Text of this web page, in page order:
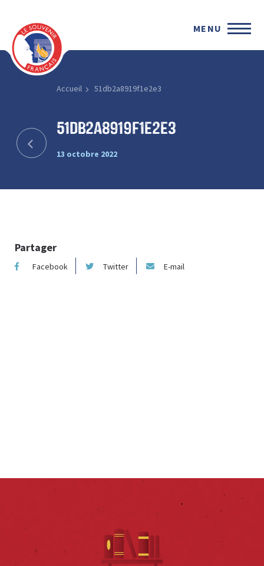
MENU
Accueil 51db2a8919f1e2e3
51db2a8919f1e2e3
13 octobre 2022
Partager
Facebook Twitter E-mail